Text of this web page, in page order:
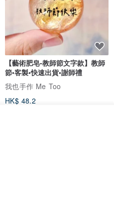
【藝術肥皂-教師節文字款】教師
節•客製•快速出貨•謝師禮
我也手作 Me Too
HK$ 48.2